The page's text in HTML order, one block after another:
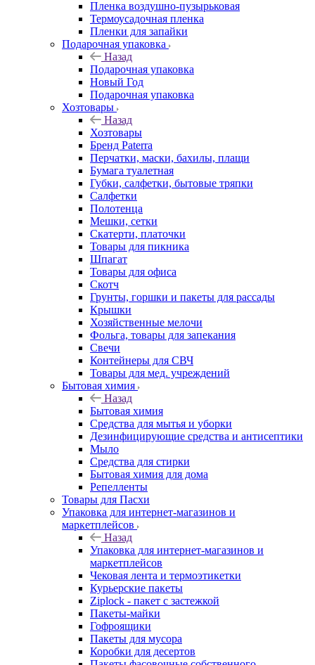
Пленка воздушно-пузырьковая
Термоусадочная пленка
Пленки для запайки
Подарочная упаковка
Назад
Подарочная упаковка
Новый Год
Подарочная упаковка
Хозтовары
Назад
Хозтовары
Бренд Paterra
Перчатки, маски, бахилы, плащи
Бумага туалетная
Губки, салфетки, бытовые тряпки
Салфетки
Полотенца
Мешки, сетки
Скатерти, платочки
Товары для пикника
Шпагат
Товары для офиса
Скотч
Грунты, горшки и пакеты для рассады
Крышки
Хозяйственные мелочи
Фольга, товары для запекания
Свечи
Контейнеры для СВЧ
Товары для мед. учреждений
Бытовая химия
Назад
Бытовая химия
Средства для мытья и уборки
Дезинфицирующие средства и антисептики
Мыло
Средства для стирки
Бытовая химия для дома
Репелленты
Товары для Пасхи
Упаковка для интернет-магазинов и
маркетплейсов
Назад
Упаковка для интернет-магазинов и
маркетплейсов
Чековая лента и термоэтикетки
Курьерские пакеты
Ziplock - пакет с застежкой
Пакеты-майки
Гофроящики
Пакеты для мусора
Коробки для десертов